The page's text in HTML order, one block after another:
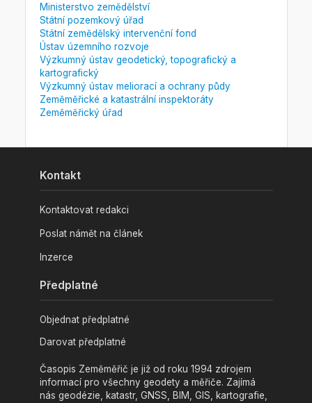
Ministerstvo zemědělství
Státní pozemkový úřad
Státní zemědělský intervenční fond
Ústav územního rozvoje
Výzkumný ústav geodetický, topografický a
kartografický
Výzkumný ústav meliorací a ochrany půdy
Zeměměřické a katastrální inspektoráty
Zeměměřický úřad
Kontakt
Kontaktovat redakci
Poslat námět na článek
Inzerce
Předplatné
Objednat předplatné
Darovat předplatné
Časopis Zeměměřič je již od roku 1994 zdrojem
informací pro všechny geodety a měřiče. Zajímá
nás geodézie, katastr, GNSS, BIM, GIS, kartografie,